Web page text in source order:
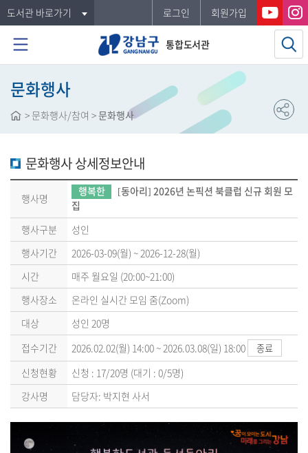
도서관 바로가기 로그인 회원가입
통합도서관
문화행사
> 문화행사/참여 >문화행사
문화행사 상세정보안내
행사명 행복한
[동아리] 2026년 논픽션 북클럽 신규 회원 모
집
행사구분
성인
행사기간
2026-03-09(월) ~ 2026-12-28(월)
시간
매주 월요일 (20:00~21:00)
행사장소
온라인 실시간 모임 줌(Zoom)
대상
성인 20명
접수기간
2026.02.02(월) 14:00 ~ 2026.03.08(일) 18:00 종료
신청현황
신청 : 17/20명 (대기 : 0/5명)
강사명
담당자: 박지현 사서